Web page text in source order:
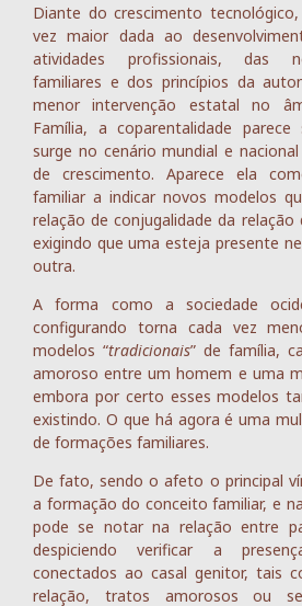
Diante do crescimento
vez maior dada ao
atividades profissionais, das
familiares e dos princípios da
menor intervenção estatal no
Família, a coparentalidade
surge no cenário mundial e
de crescimento. Aparece ela
familiar a indicar novos modelos
relação de conjugalidade da relação
exigindo que uma esteja presente
outra.
A forma como a sociedade
configurando torna cada vez
modelos “tradicionais” de família,
amoroso entre um homem e uma
embora por certo esses modelos
existindo. O que há agora é uma
de formações familiares.
De fato, sendo o afeto o principal
a formação do conceito familiar, e
pode se notar na relação entre
despiciendo verificar a
conectados ao casal genitor, tais
relação, tratos amorosos ou